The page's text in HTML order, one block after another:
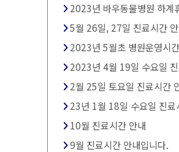
2023년 바우동물병원 하계
5월 26일, 27일 진료시간
2023년 5월초 병원운영시
2023년 4월 19일 수요일
2월 25일 토요일 진료시간
23년 1월 18일 수요일 진료
10월 진료시간 안내
9월 진료시간 안내입니다.